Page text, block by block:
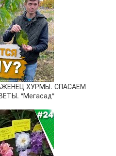
ХУРМЫ. СПАСАЕМ
"Мегасад"